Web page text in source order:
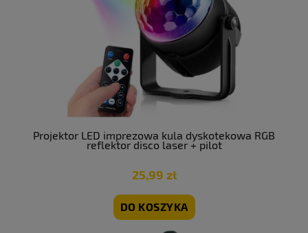
Projektor LED imprezowa kula dyskotekowa RGB
reflektor disco laser + pilot
25,99 zł
DO KOSZYKA